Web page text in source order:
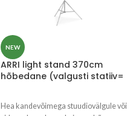
NEW
ARRI light stand 370cm
hõbedane (valgusti statiiv=
Hea kandevõimega stuudiovälgule või